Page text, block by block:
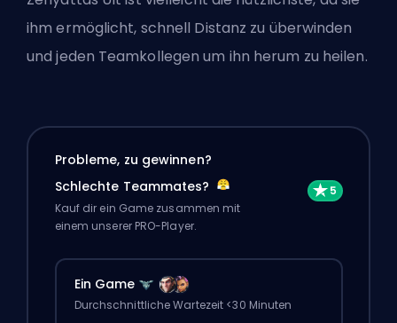
ihm ermöglicht, schnell Distanz zu überwinden
und jeden Teamkollegen um ihn herum zu heilen.
Probleme, zu gewinnen?
Schlechte Teammates?
Kauf dir ein Game zusammen mit
einem unserer PRO-Player.
Ein Game
Durchschnittliche Wartezeit <30 Minuten